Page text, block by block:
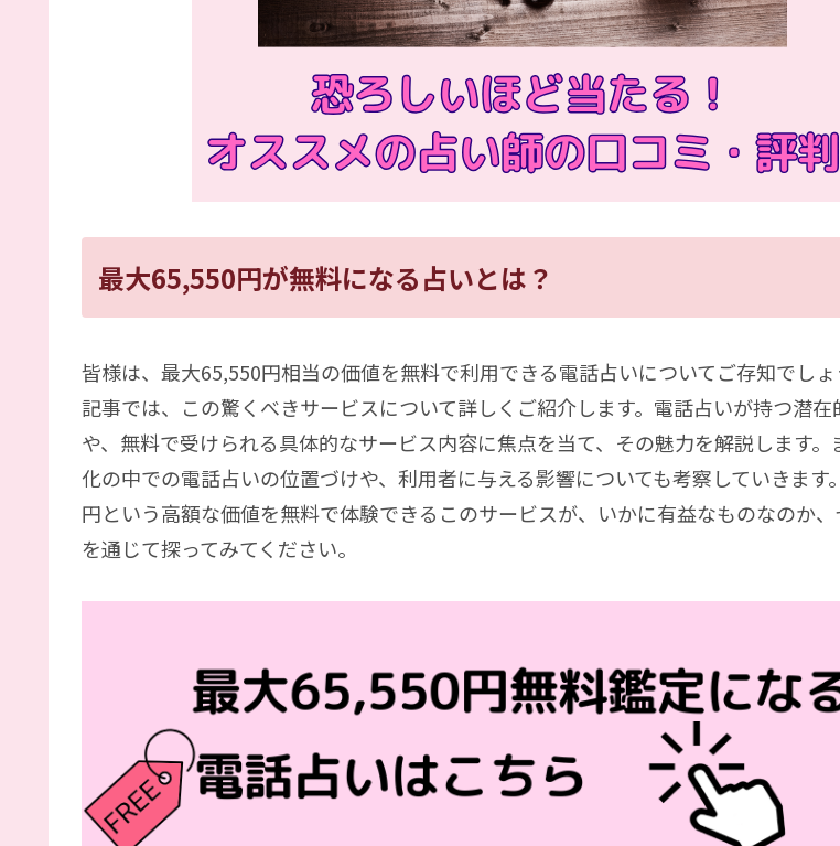
最大65,550円が無料になる占いとは？
皆様は、最大65,550円相当の価値を無料で利用できる電話占いについてご存知でし
記事では、この驚くべきサービスについて詳しくご紹介します。電話占いが持つ潜在
や、無料で受けられる具体的なサービス内容に焦点を当て、その魅力を解説します。
化の中での電話占いの位置づけや、利用者に与える影響についても考察していきます
円という高額な価値を無料で体験できるこのサービスが、いかに有益なものなのか
を通じて探ってみてください。